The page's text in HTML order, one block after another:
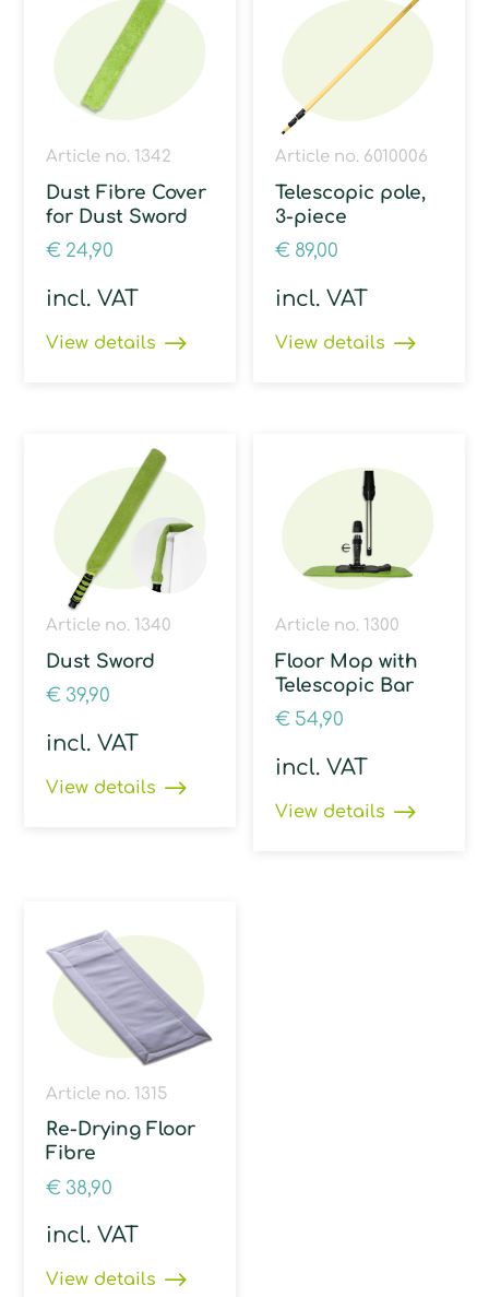
Article no. 1342
Dust Fibre Cover
for Dust Sword
€ 24,90
incl. VAT
View details
Article no. 6010006
Telescopic pole,
3-piece
€ 89,00
incl. VAT
View details
Article no. 1340
Dust Sword
€ 39,90
incl. VAT
View details
Article no. 1300
Floor Mop with
Telescopic Bar
€ 54,90
incl. VAT
View details
Article no. 1315
Re-Drying Floor
Fibre
€ 38,90
incl. VAT
View details